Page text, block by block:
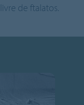
de ftalatos.